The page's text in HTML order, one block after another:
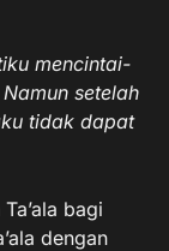
mencintai-
setelah
tidak dapat
bagi
dengan